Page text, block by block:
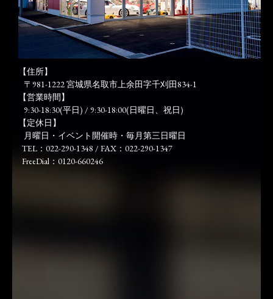
【住所】
〒981-1222 宮城県名取市上余田字千刈田834-1
【営業時間】
9:30-18:30(平日) / 9:30-18:00(日曜日、祝日)
【定休日】
月曜日・イベント開催時・毎月第三日曜日
TEL：022-290-1348 / FAX：022-290-1347
FreeDial：0120-660246